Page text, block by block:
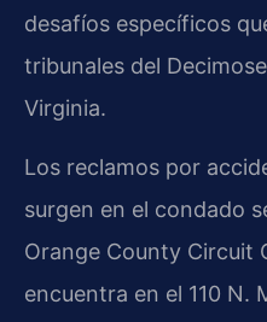
desafíos específicos
tribunales del
Virginia.
Los reclamos por
surgen en el condado
Orange County Circuit
encuentra en el 110 N.